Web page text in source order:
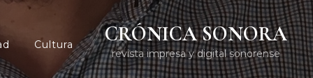
Cultura CRÓNICA SONORA
revista impresa y digital sonorense